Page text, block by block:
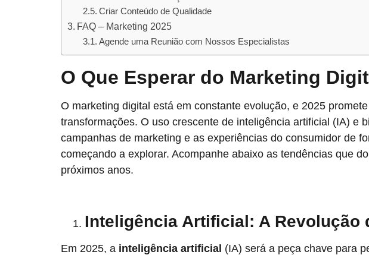
Criar Conteúdo de Qualidade
FAQ – Marketing 2025
Agende uma Reunião com Nossos Especialistas
O Que Esperar do Marketing
O marketing digital está em constante evolução, e 2025
transformações. O uso crescente de inteligência artificial (IA) e
campanhas de marketing e as experiências do consumidor de
começando a explorar. Acompanhe abaixo as tendências que
próximos anos.
Inteligência Artificial: A Revolução
Em 2025, a inteligência artificial (IA) será a peça chave para